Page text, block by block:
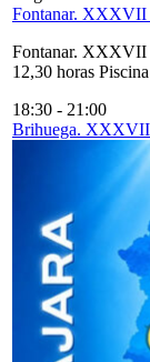
Fontanar. XXXVII
Fontanar. XXXVII
12,30 horas
18:30 - 21:00
Brihuega. XXXVII